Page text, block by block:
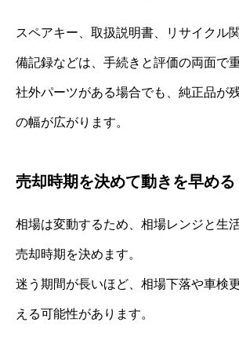
スペアキー、取扱説明書、リサイクル
備記録などは、手続きと評価の両面で
社外パーツがある場合でも、純正品が
の幅が広がります。
売却時期を決めて動きを早める
相場は変動するため、相場レンジと生
売却時期を決めます。
迷う期間が長いほど、相場下落や車検
える可能性があります。